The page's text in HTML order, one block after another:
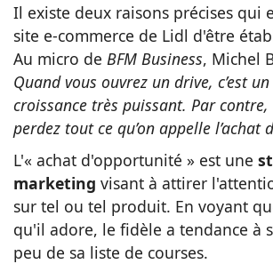
Il existe deux raisons précises qui
site e-commerce de Lidl d'être
Au micro de BFM Business, Michel
Quand vous ouvrez un drive, c’est
croissance très puissant. Par
perdez tout ce qu’on appelle l’achat
L'« achat d'opportunité » est une
marketing visant à attirer
sur tel ou tel produit. En voyant
qu'il adore, le fidèle a tendance à
peu de sa liste de courses.